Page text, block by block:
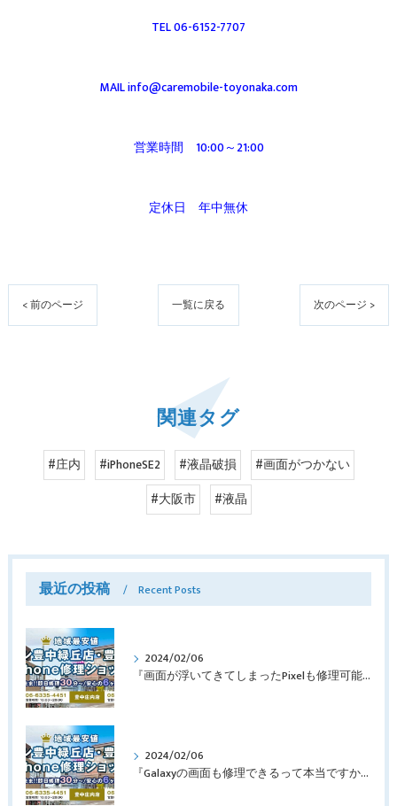
TEL 06-6152-7707
MAIL info@caremobile-toyonaka.com
営業時間 10:00～21:00
定休日 年中無休
< 前のページ 一覧に戻る 次のページ >
関連タグ
#庄内 #iPhoneSE2 #液晶破損
#画面がつかない
#大阪市
#液晶
最近の投稿 Recent Posts
2024/02/06
『画面が浮いてきてしまったPixelも修理可能？』淀川区西三国よりバッテリー交換でご来店♪【Google Pixel5】
2024/02/06
『Galaxyの画面も修理できるって本当ですか？』豊中市服部本町より画面修理でご来店♪【Galaxy Note10+】